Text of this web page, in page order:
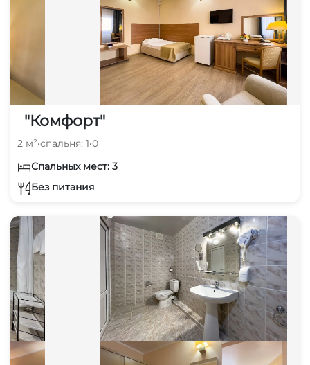
"Комфорт"
2 м²•спальня: 1•0
Спальных мест: 3
Без питания